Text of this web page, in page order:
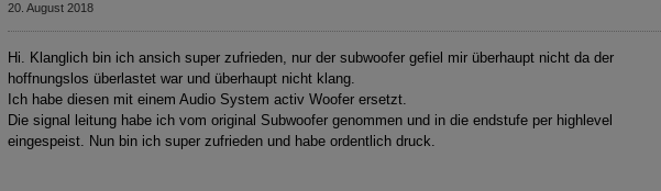
20. August 2018
Hi. Klanglich bin ich ansich super zufrieden, nur der subwoofer gefiel mir überhaupt nicht da der
hoffnungslos überlastet war und überhaupt nicht klang.
Ich habe diesen mit einem Audio System activ Woofer ersetzt.
Die signal leitung habe ich vom original Subwoofer genommen und in die endstufe per highlevel
eingespeist. Nun bin ich super zufrieden und habe ordentlich druck.